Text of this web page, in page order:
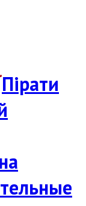
Пірати